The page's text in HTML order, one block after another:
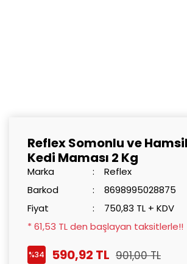
Reflex Somonlu ve
Kedi Maması 2 Kg
Marka
Reflex
Barkod
8698995028875
Fiyat
750,83 TL + KDV
* 61,53 TL den başlayan taksitlerle!!
%34 590,92 TL 901,00 TL